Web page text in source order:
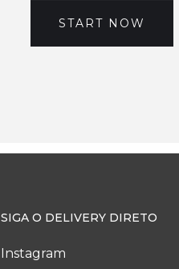
START NOW
SIGA O DELIVERY DIRETO
Instagram